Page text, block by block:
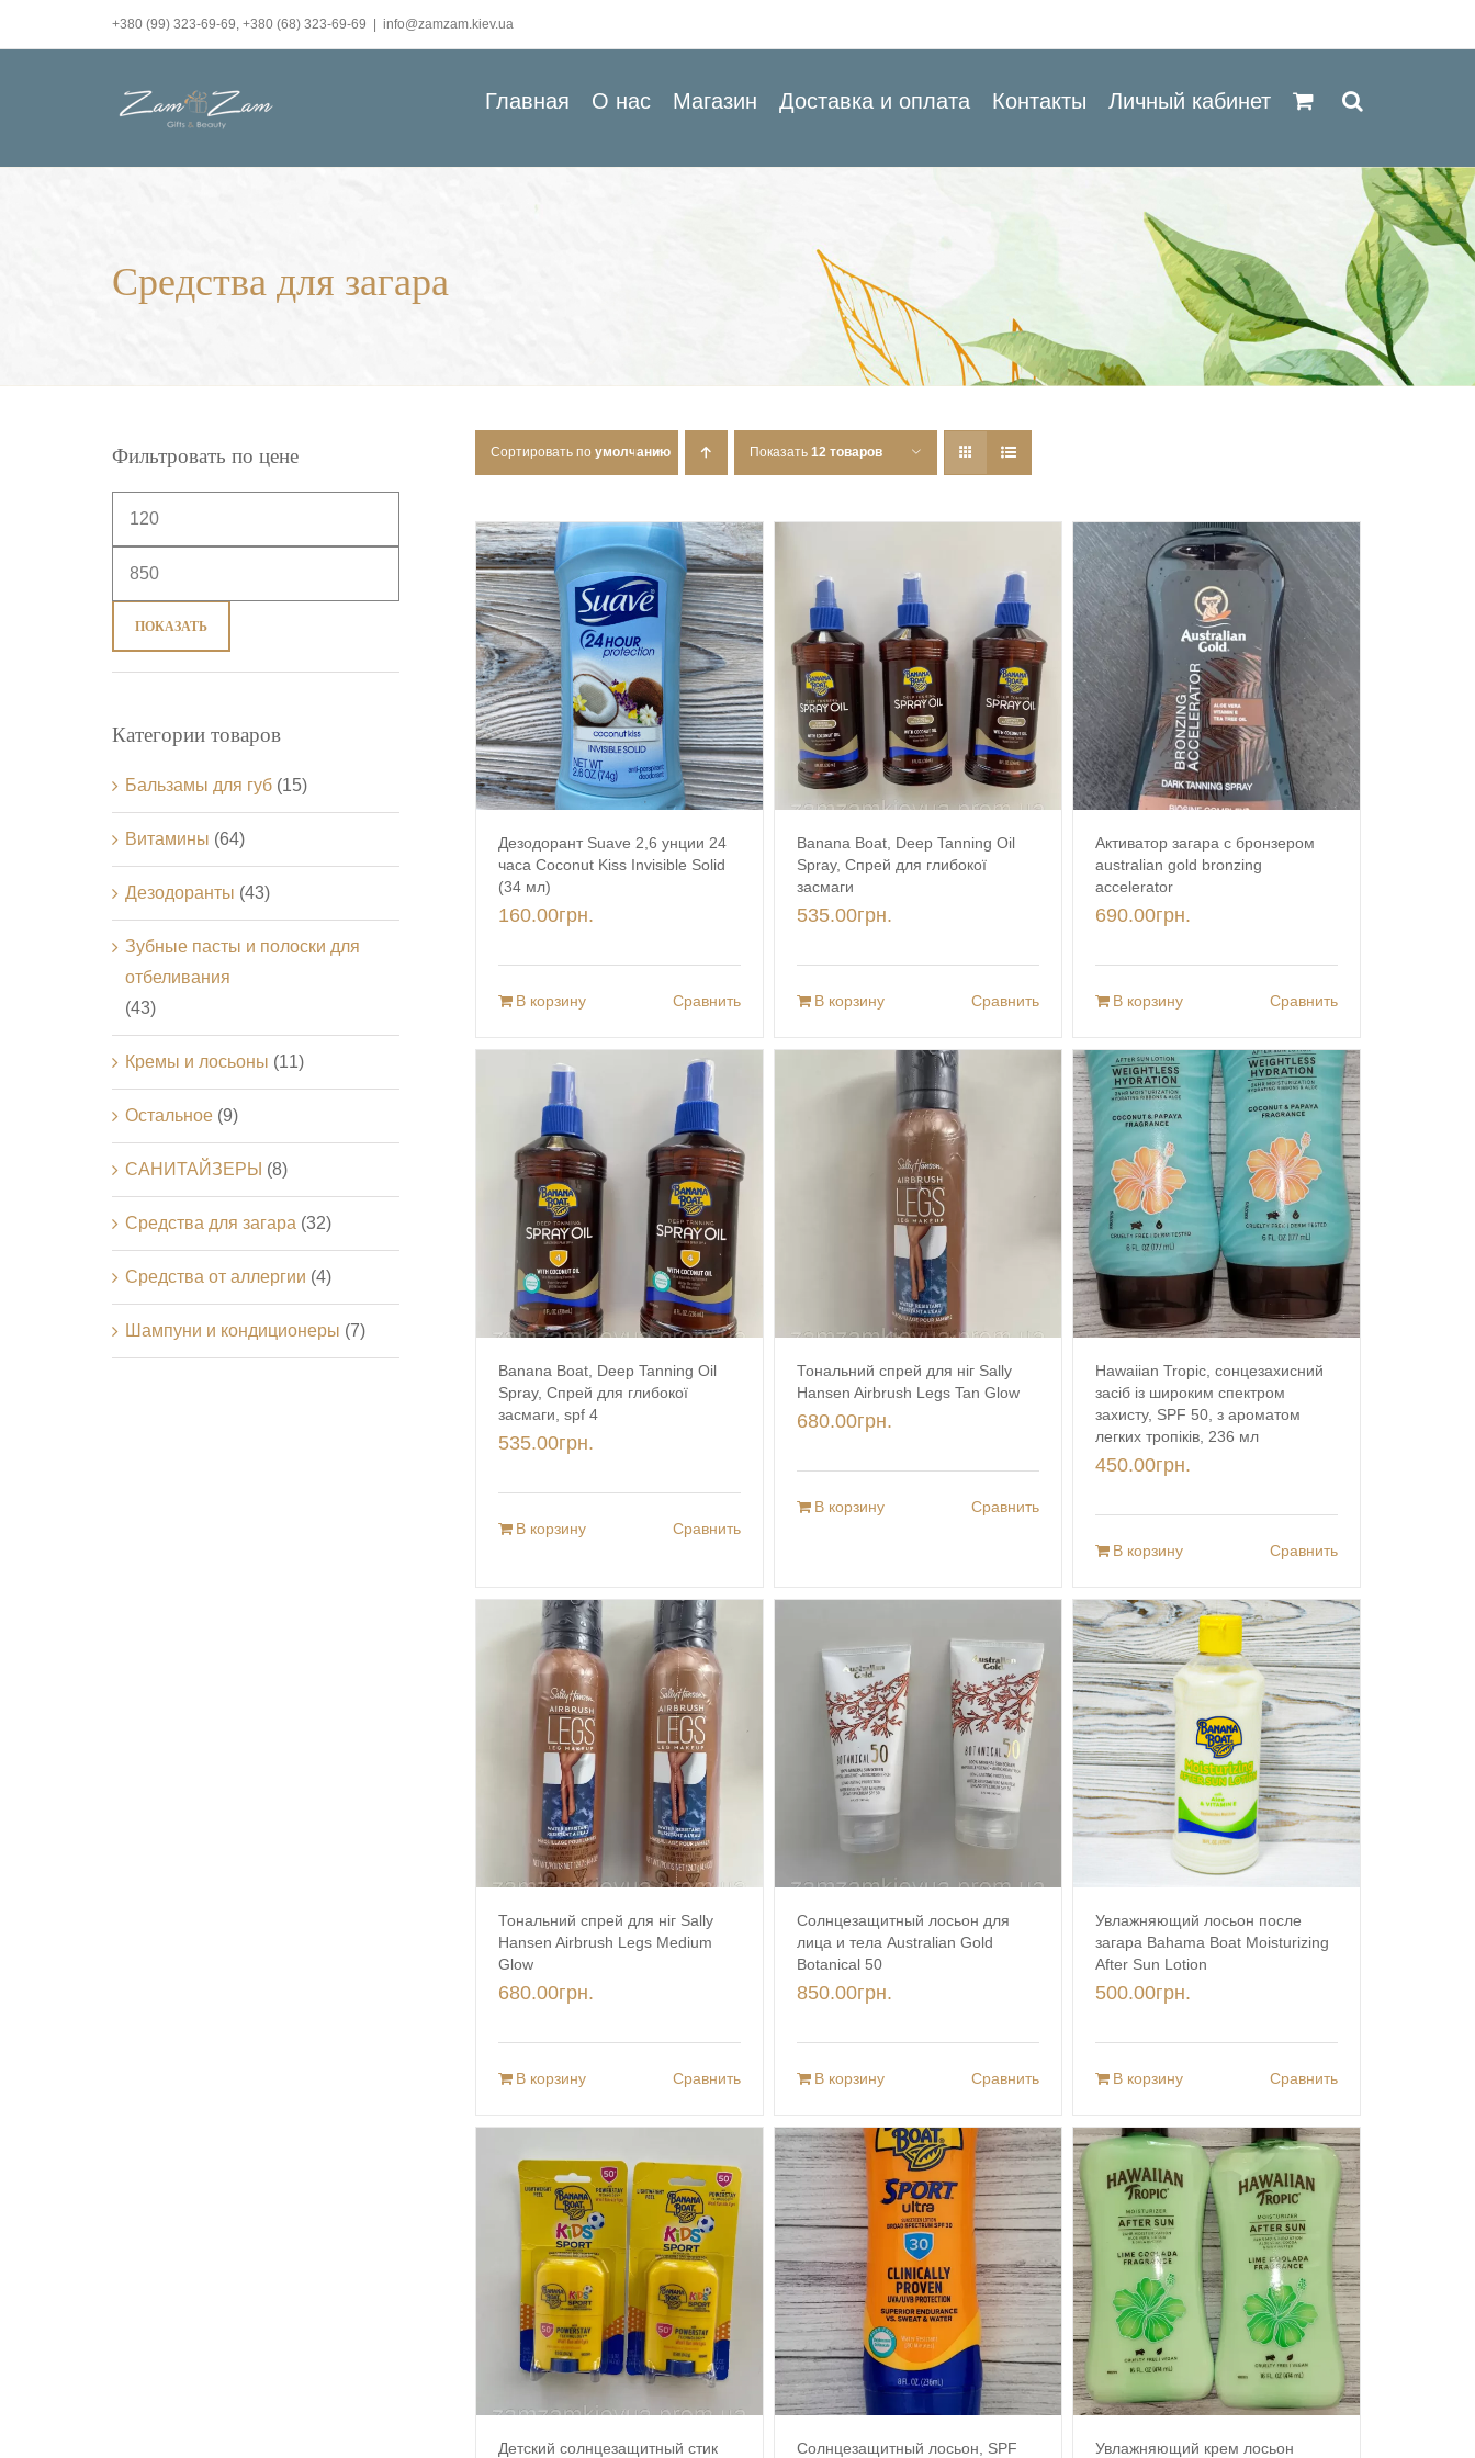
to
+380 (99) 323-69-69, +380 (68) 323-69-69 info@zamzam.kiev.ua
Главная О нас Магазин Доставка и оплата Контакты Личный кабинет
Средства для загара
Сортировать по умолчанию Показать 12 товаров
Дезодорант Suave 2,6 унции 24
часа Coconut Kiss Invisible Solid
(34 мл)
160.00грн.
В корзину Сравнить
Banana Boat, Deep Tanning Oil
Spray, Спрей для глибокої
засмаги
535.00грн.
В корзину Сравнить
Активатор загара с бронзером
australian gold bronzing
accelerator
690.00грн.
В корзину Сравнить
Banana Boat, Deep Tanning Oil
Spray, Спрей для глибокої
засмаги, spf 4
535.00грн.
В корзину Сравнить
Тональний спрей для ніг Sally
Hansen Airbrush Legs Tan Glow
680.00грн.
В корзину Сравнить
Hawaiian Tropic, сонцезахисний
засіб із широким спектром
захисту, SPF 50, з ароматом
легких тропіків, 236 мл
450.00грн.
В корзину Сравнить
Тональний спрей для ніг Sally
Hansen Airbrush Legs Medium
Glow
680.00грн.
В корзину Сравнить
Солнцезащитный лосьон для
лица и тела Australian Gold
Botanical 50
850.00грн.
В корзину Сравнить
Увлажняющий лосьон после
загара Bahama Boat Moisturizing
After Sun Lotion
500.00грн.
В корзину Сравнить
Детский солнцезащитный стик Солнцезащитный лосьон, SPF Увлажняющий крем лосьон
Фильтровать по цене
ПОКАЗАТЬ
Категории товаров
Бальзамы для губ (15)
Витамины (64)
Дезодоранты (43)
Зубные пасты и полоски для
отбеливания
(43)
Кремы и лосьоны (11)
Остальное (9)
САНИТАЙЗЕРЫ (8)
Средства для загара (32)
Средства от аллергии (4)
Шампуни и кондиционеры (7)
г. Запорожье, пр.Соборный, 109, оф. 213
info@zamzam.kiev.ua